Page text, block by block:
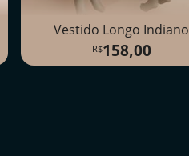
Vestido Longo Indiano
158,00